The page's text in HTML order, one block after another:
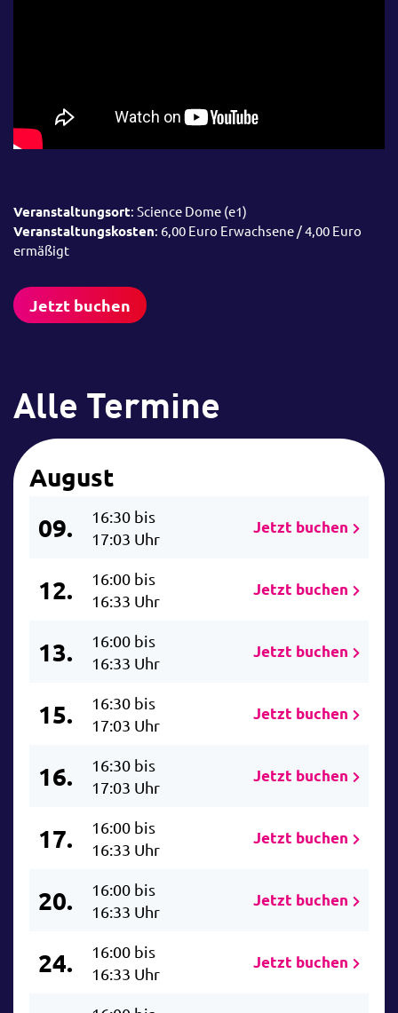
Veranstaltungsort: Science Dome (e1)
Veranstaltungskosten: 6,00 Euro Erwachsene / 4,00 Euro
ermäßigt
Jetzt buchen
Alle Termine
August
09.
16:30 bis
17:03 Uhr
Jetzt buchen
12.
16:00 bis
16:33 Uhr
Jetzt buchen
13.
16:00 bis
16:33 Uhr
Jetzt buchen
15.
16:30 bis
17:03 Uhr
Jetzt buchen
16.
16:30 bis
17:03 Uhr
Jetzt buchen
17.
16:00 bis
16:33 Uhr
Jetzt buchen
20.
16:00 bis
16:33 Uhr
Jetzt buchen
24.
16:00 bis
16:33 Uhr
Jetzt buchen